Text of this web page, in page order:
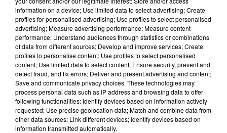
fermer ses portes.
TITRES DIFFUSÉS
19h48
19h48 19h45
19h45
information on a device; Use limited data to select advertising; Create
profiles for personalised advertising; Use profiles to select personalised
advertising; Measure advertising performance; Measure content
performance; Understand audiences through statistics or combinations
of data from different sources; Develop and improve services; Create
profiles to personalise content; Use profiles to select personalised
content; Use limited data to select content; Ensure security, prevent and
detect fraud, and fix errors; Deliver and present advertising and content;
Save and communicate privacy choices. These technologies may
process personal data such as IP address and browsing data to offer
following functionalities: Identify devices based on information actively
requested; Use precise geolocation data; Match and combine data from
other data sources; Link different devices; Identify devices based on
information transmitted automatically.